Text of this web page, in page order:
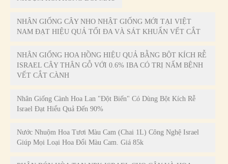
NHÂN GIỐNG CÂY NHO NHẬT GIỐNG MỚI TẠI VIỆT
NAM ĐẠT HIỆU QUẢ TỐI ĐA VÀ SÁT KHUẨN VẾT CẮT
NHÂN GIỐNG HOA HỒNG HIỆU QUẢ BẰNG BỘT KÍCH RỄ
ISRAEL CÂY THÂN GỖ VỚI 0.6% IBA CÓ TRỊ NẤM BỆNH
VẾT CẮT CÀNH
Nhân Giống Cành Hoa Lan "đột Biến" Có Dùng Bột Kích Rễ
Israel Đạt Hiểu Quả Đến 90%
Nước Nhuộm Hoa Tươi Màu Cam (Chai 1L) Công Nghệ Israel
Giúp Mọi Loại Hoa Đổi Màu Cam. Giá 85k